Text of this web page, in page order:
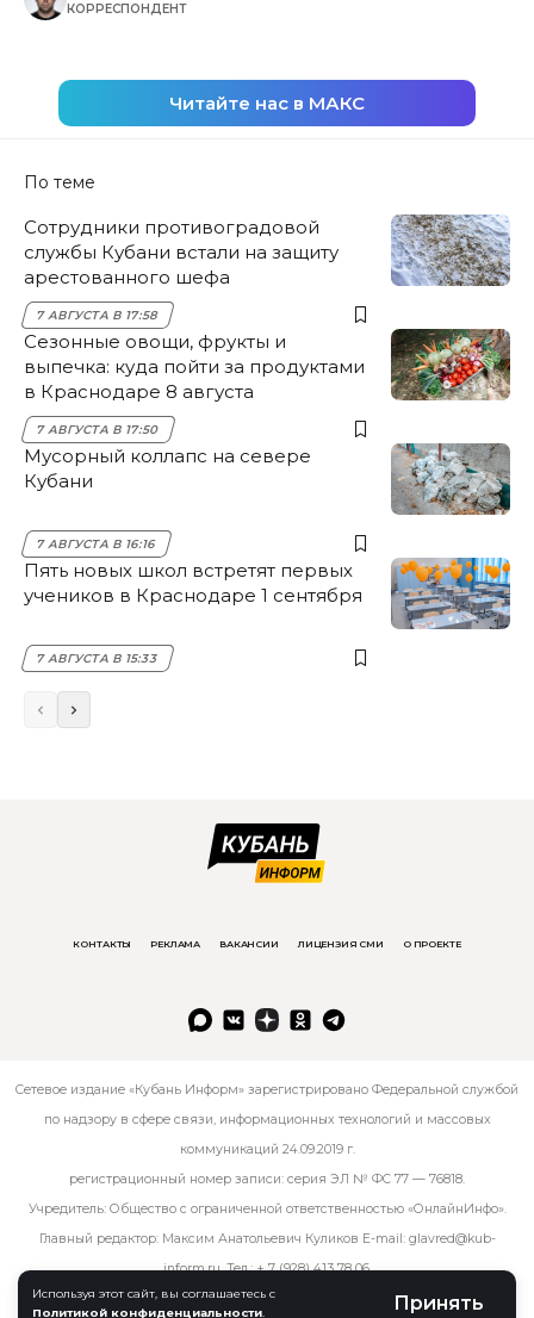
Используя этот сайт, вы соглашаетесь с
Политикой конфиденциальности
Принять
КОРРЕСПОНДЕНТ
Читайте нас в МАКС
По теме
Сотрудники противоградовой
службы Кубани встали на защиту
арестованного шефа
7 АВГУСТА В 17:58
Сезонные овощи, фрукты и
выпечка: куда пойти за продуктами
в Краснодаре 8 августа
7 АВГУСТА В 17:50
Мусорный коллапс на севере
Кубани
7 АВГУСТА В 16:16
Пять новых школ встретят первых
учеников в Краснодаре 1 сентября
7 АВГУСТА В 15:33
КОНТАКТЫ РЕКЛАМА ВАКАНСИИ ЛИЦЕНЗИЯ СМИ О ПРОЕКТЕ
Сетевое издание «Кубань Информ» зарегистрировано Федеральной службой
по надзору в сфере связи, информационных технологий и массовых
коммуникаций 24.09.2019 г.
регистрационный номер записи: серия ЭЛ № ФС 77 — 76818.
Учредитель: Общество с ограниченной ответственностью «ОнлайнИнфо».
Главный редактор: Максим Анатольевич Куликов E-mail: glavred@kub-
inform.ru. Тел.:+ 7 (928) 413 78 06.